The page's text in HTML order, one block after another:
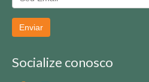
Enviar
Socialize conosco